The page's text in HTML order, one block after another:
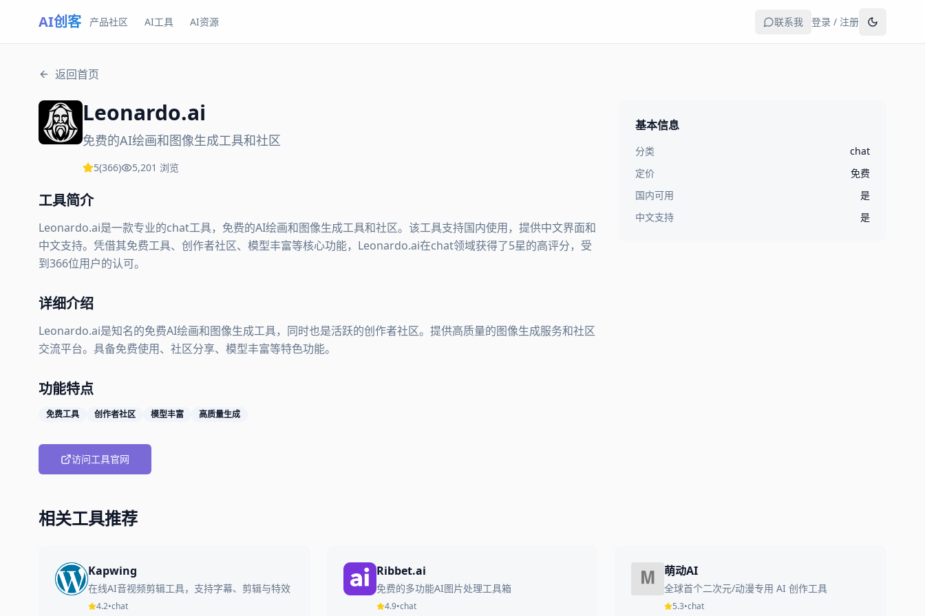
AI创客 产品社区 AI工具 AI资源 联系我 登录 / 注册
返回首页
Leonardo.ai
免费的AI绘画和图像生成工具和社区
5(366) 5,201 浏览
工具简介
Leonardo.ai是一款专业的chat工具，免费的AI绘画和图像生成工具和社区。该工具支持国内使用，提供中文界面和
中文支持。凭借其免费工具、创作者社区、模型丰富等核心功能，Leonardo.ai在chat领域获得了5星的高评分，受
到366位用户的认可。
详细介绍
Leonardo.ai是知名的免费AI绘画和图像生成工具，同时也是活跃的创作者社区。提供高质量的图像生成服务和社区
交流平台。具备免费使用、社区分享、模型丰富等特色功能。
功能特点
免费工具 创作者社区 模型丰富 高质量生成
访问工具官网
基本信息
分类
chat
定价
免费
国内可用
是
中文支持
是
相关工具推荐
Kapwing
在线AI音视频剪辑工具，支持字幕、剪辑与特效
4.2•chat
Ribbet.ai
免费的多功能AI图片处理工具箱
4.9•chat
萌动AI
全球首个二次元/动漫专用 AI 创作工具
5.3•chat